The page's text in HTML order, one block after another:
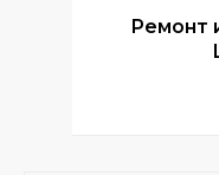
Ремонт